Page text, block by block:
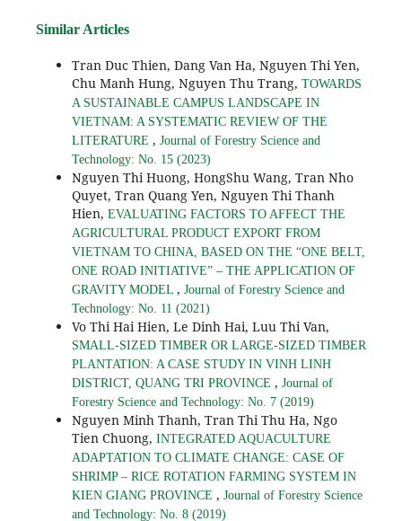
Similar Articles
Tran Duc Thien, Dang Van Ha, Nguyen Thi Yen,
Chu Manh Hung, Nguyen Thu Trang, TOWARDS
A SUSTAINABLE CAMPUS LANDSCAPE IN
VIETNAM: A SYSTEMATIC REVIEW OF THE
LITERATURE , Journal of Forestry Science and
Technology: No. 15 (2023)
Nguyen Thi Huong, HongShu Wang, Tran Nho
Quyet, Tran Quang Yen, Nguyen Thi Thanh
Hien, EVALUATING FACTORS TO AFFECT THE
AGRICULTURAL PRODUCT EXPORT FROM
VIETNAM TO CHINA, BASED ON THE “ONE BELT,
ONE ROAD INITIATIVE” – THE APPLICATION OF
GRAVITY MODEL , Journal of Forestry Science and
Technology: No. 11 (2021)
Vo Thi Hai Hien, Le Dinh Hai, Luu Thi Van,
SMALL-SIZED TIMBER OR LARGE-SIZED TIMBER
PLANTATION: A CASE STUDY IN VINH LINH
DISTRICT, QUANG TRI PROVINCE , Journal of
Forestry Science and Technology: No. 7 (2019)
Nguyen Minh Thanh, Tran Thi Thu Ha, Ngo
Tien Chuong, INTEGRATED AQUACULTURE
ADAPTATION TO CLIMATE CHANGE: CASE OF
SHRIMP – RICE ROTATION FARMING SYSTEM IN
KIEN GIANG PROVINCE , Journal of Forestry Science
and Technology: No. 8 (2019)